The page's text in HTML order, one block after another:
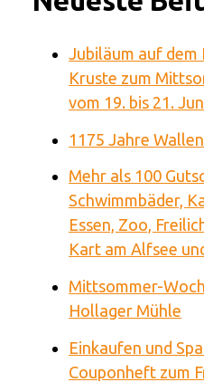
Jubiläum auf dem
Kruste zum
vom 19. bis 21.
1175 Jahre
Mehr als 100
Schwimmbäder,
Essen, Zoo,
Kart am Alfsee
Mittsommer-
Hollager Mühle
Einkaufen und
Couponheft zum